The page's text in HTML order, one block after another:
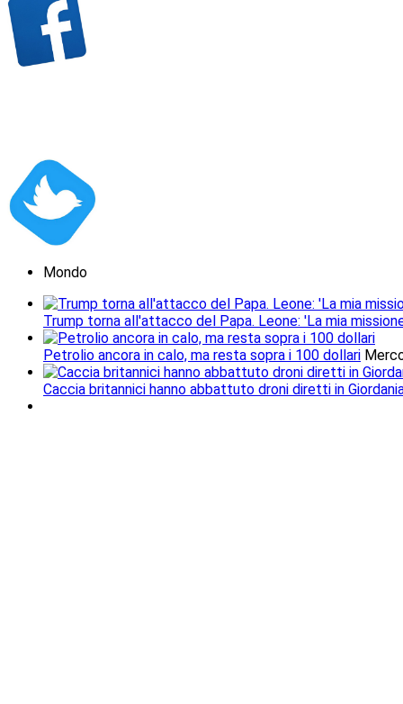
Mondo
Trump torna all'attacco del Papa. Leone: 'La mia
Petrolio ancora in calo, ma resta sopra i 100 dollari
Caccia britannici hanno abbattuto droni diretti in